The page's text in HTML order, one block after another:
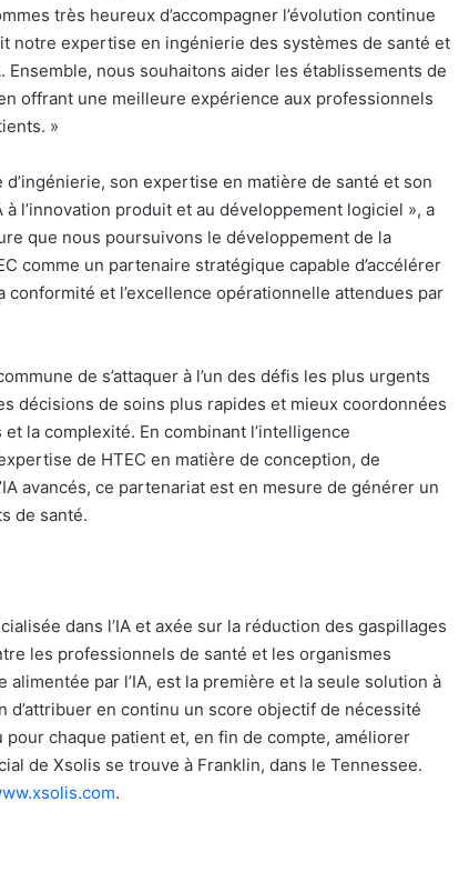
très heureux d’accompagner l’évolution continue
notre expertise en ingénierie des systèmes de santé et
Ensemble, nous souhaitons aider les établissements de
offrant une meilleure expérience aux professionnels
»
d’ingénierie, son expertise en matière de santé et son
à l’innovation produit et au développement logiciel », a
que nous poursuivons le développement de la
comme un partenaire stratégique capable d’accélérer
conformité et l’excellence opérationnelle attendues par
de s’attaquer à l’un des défis les plus urgents
décisions de soins plus rapides et mieux coordonnées
la complexité. En combinant l’intelligence
de HTEC en matière de conception, de
avancés, ce partenariat est en mesure de générer un
de santé.
dans l’IA et axée sur la réduction des gaspillages
les professionnels de santé et les organismes
par l’IA, est la première et la seule solution à
d’attribuer en continu un score objectif de nécessité
chaque patient et, en fin de compte, améliorer
de Xsolis se trouve à Franklin, dans le Tennessee.
.